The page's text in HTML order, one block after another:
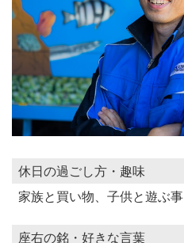
休日の過ごし方・趣味
家族と買い物、子供と遊ぶ事
座右の銘・好きな言葉